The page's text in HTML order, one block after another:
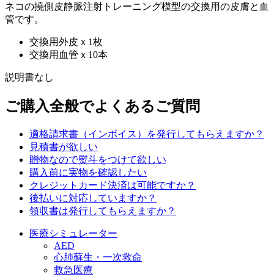
ネコの撓側皮静脈注射トレーニング模型の交換用の皮膚と血
管です。
交換用外皮ｘ1枚
交換用血管ｘ10本
説明書なし
ご購入全般でよくあるご質問
適格請求書（インボイス）を発行してもらえますか？
見積書が欲しい
贈物なので熨斗をつけて欲しい
購入前に実物を確認したい
クレジットカード決済は可能ですか？
後払いに対応していますか？
領収書は発行してもらえますか？
医療シミュレーター
AED
心肺蘇生・一次救命
救急医療